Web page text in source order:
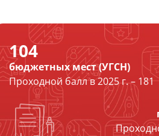
104
бюджетных мест (УГСН)
Проходной балл в 2025 г. – 181